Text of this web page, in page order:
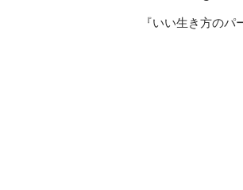
『いい生き方のパ